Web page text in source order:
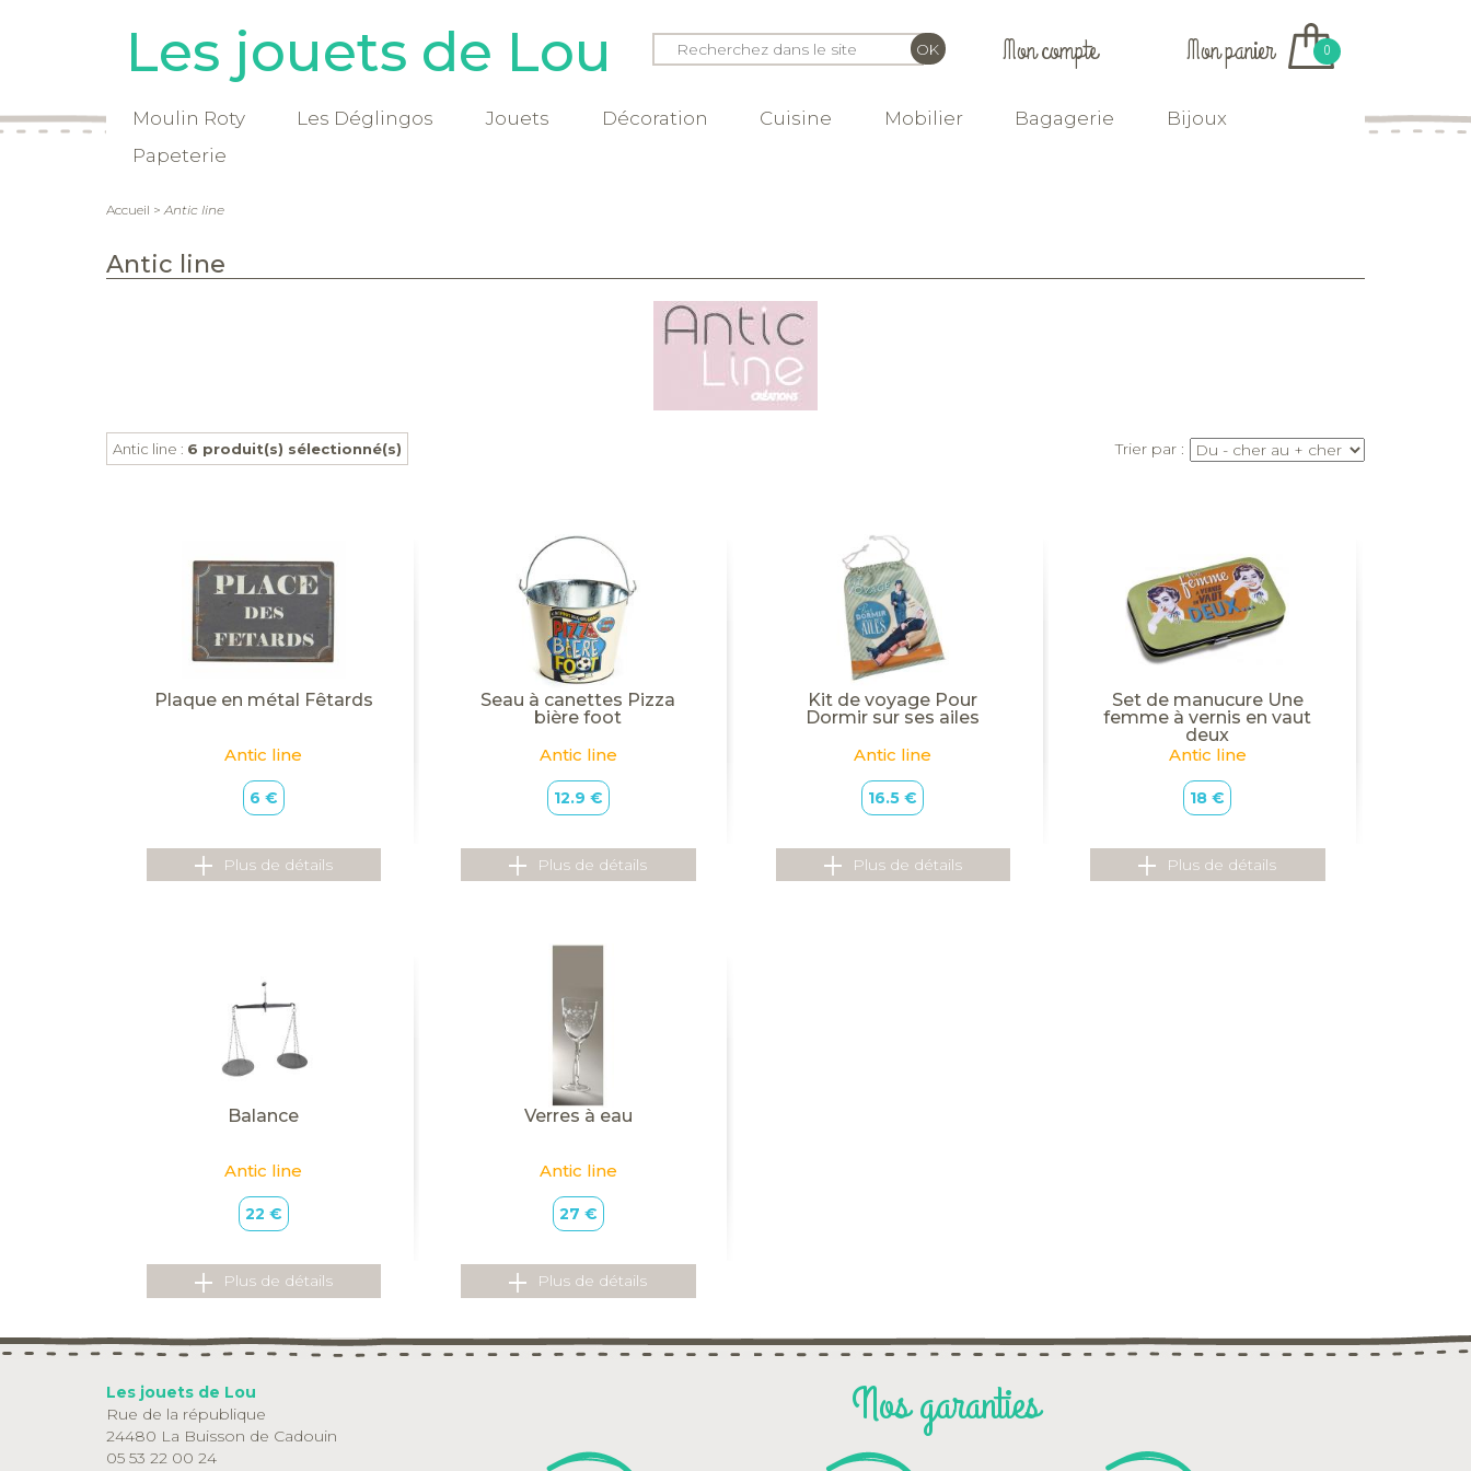
Les jouets de Lou Mon compte Mon panier 0
Moulin Roty Les Déglingos Jouets Décoration Cuisine Mobilier Bagagerie
Bijoux
Papeterie
Accueil >Antic line
Antic line
Antic line : 6 produit(s) sélectionné(s) Trier par :
Plaque en métal Fêtards
Antic line
6 €
Plus de détails
Seau à canettes Pizza
bière foot
Antic line
12.9 €
Plus de détails
Kit de voyage Pour
Dormir sur ses ailes
Antic line
16.5 €
Plus de détails
Set de manucure Une
femme à vernis en vaut
deux
Antic line
18 €
Plus de détails
Balance
Antic line
22 €
Plus de détails
Verres à eau
Antic line
27 €
Plus de détails
Les jouets de Lou
Rue de la république
24480 La Buisson de Cadouin
05 53 22 00 24
Nos garanties